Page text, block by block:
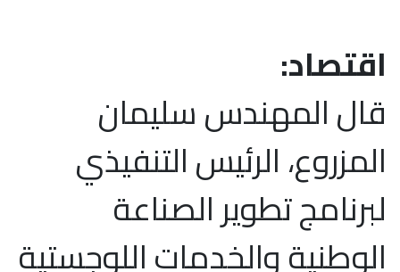
اقتصاد:
قال المهندس سليمان
المزروع، الرئيس التنفيذي
لبرنامج تطوير الصناعة
الوطنية والخدمات اللوجستية